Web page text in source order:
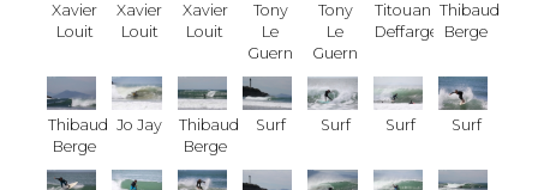
Xavier
Louit
Xavier
Louit
Xavier
Louit
Tony
Le
Guern
Tony
Le
Guern
Titouan
Deffarges
Thibaud
Berge
Thibaud
Berge
Jo Jay
Thibaud
Berge
Surf Surf Surf Surf